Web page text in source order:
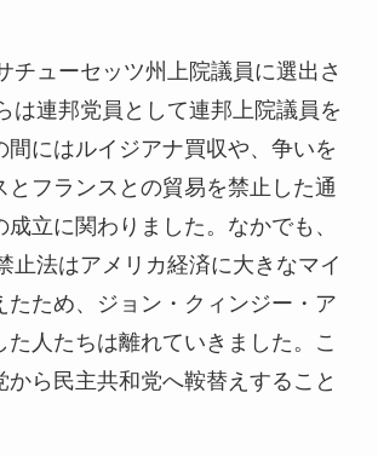
チューセッツ州上院議員に選出さ
は連邦党員として連邦上院議員を
間にはルイジアナ買収や、争いを
とフランスとの貿易を禁止した通
立に関わりました。なかでも、
止法はアメリカ経済に大きなマイ
たため、ジョン・クィンジー・ア
た人たちは離れていきました。こ
から民主共和党へ鞍替えすること